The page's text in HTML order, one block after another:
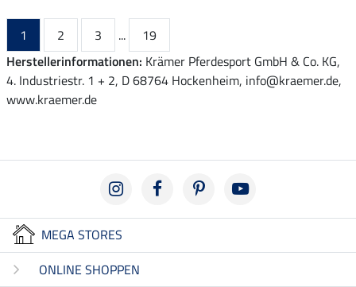
1 2 3 ...
19
Herstellerinformationen: Krämer Pferdesport GmbH & Co. KG,
4. Industriestr. 1 + 2, D 68764 Hockenheim, info@kraemer.de,
www.kraemer.de
MEGA STORES
ONLINE SHOPPEN